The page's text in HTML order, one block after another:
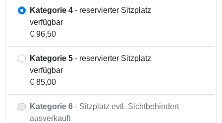
Kategorie 4 - reservierter Sitzplatz
verfügbar
€ 96,50
Kategorie 5 - reservierter Sitzplatz
verfügbar
€ 85,00
Kategorie 6 - Sitzplatz evtl. Sichtbehindert
ausverkauft